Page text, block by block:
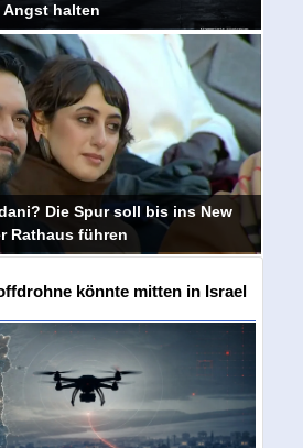
Angst halten
Die Spur soll bis ins New
Rathaus führen
könnte mitten in Israel